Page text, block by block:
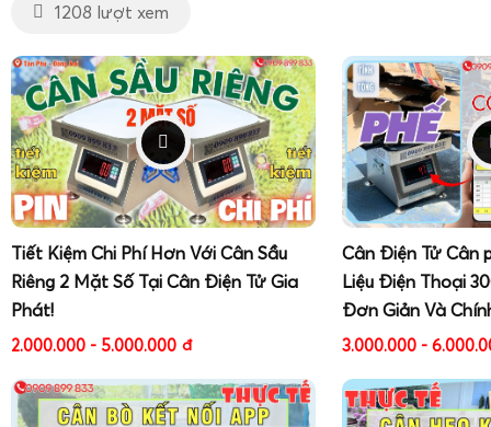
1208 lượt xem
Tiết Kiệm Chi Phí Hơn Với Cân Sầu
Riêng 2 Mặt Số Tại Cân Điện Tử Gia
Phát!
2.000.000 - 5.000.000 đ
Cân Điện Tử Cân
Liệu Điện Thoại
Đơn Giản Và
3.000.000 -